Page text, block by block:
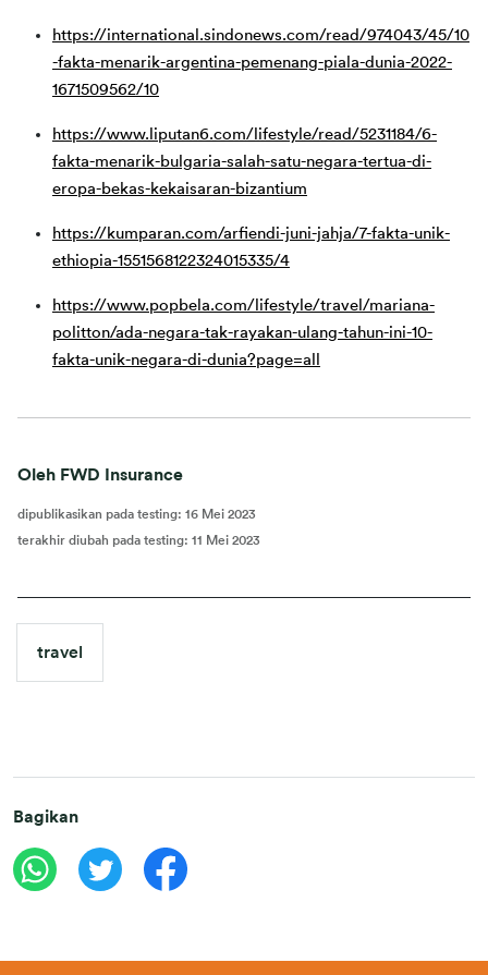
https://international.sindonews.com/read/974043/45/10
-fakta-menarik-argentina-pemenang-piala-dunia-2022-
1671509562/10
https://www.liputan6.com/lifestyle/read/5231184/6-
fakta-menarik-bulgaria-salah-satu-negara-tertua-di-
eropa-bekas-kekaisaran-bizantium
https://kumparan.com/arfiendi-juni-jahja/7-fakta-unik-
ethiopia-1551568122324015335/4
https://www.popbela.com/lifestyle/travel/mariana-
politton/ada-negara-tak-rayakan-ulang-tahun-ini-10-
fakta-unik-negara-di-dunia?page=all
Oleh FWD Insurance
dipublikasikan pada testing: 16 Mei 2023
terakhir diubah pada testing: 11 Mei 2023
travel
Bagikan